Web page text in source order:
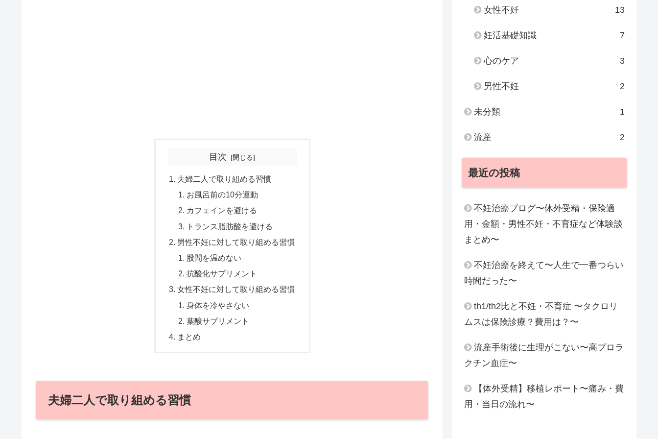
目次
夫婦二人で取り組める習慣
お風呂前の10分運動
カフェインを避ける
トランス脂肪酸を避ける
男性不妊に対して取り組める習慣
股間を温めない
抗酸化サプリメント
女性不妊に対して取り組める習慣
身体を冷やさない
葉酸サプリメント
まとめ
夫婦二人で取り組める習慣
女性不妊 13
妊活基礎知識 7
心のケア 3
男性不妊 2
未分類 1
流産 2
最近の投稿
不妊治療ブログ〜体外受精・保険適
用・金額・男性不妊・不育症など体験談
まとめ〜
不妊治療を終えて〜人生で一番つらい
時間だった〜
th1/th2比と不妊・不育症 〜タクロリ
ムスは保険診療？費用は？〜
流産手術後に生理がこない〜高プロラ
クチン血症〜
【体外受精】移植レポート〜痛み・費
用・当日の流れ〜